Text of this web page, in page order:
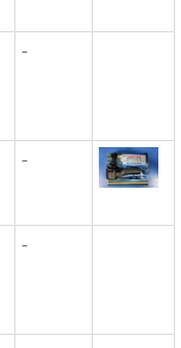
-
-
-